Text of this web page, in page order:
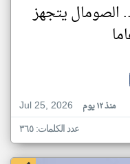
يتجهز
Jul 25, 2026
منذ ١٢ يوم
عدد الكلمات: ٣٦٥